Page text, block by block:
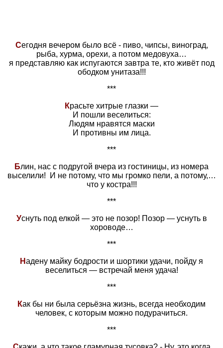
Сегодня вечером было всё - пиво, чипсы, виноград,
рыба, хурма, орехи, а потом медовуха…
я представляю как испугаются завтра те, кто живёт под
ободком унитаза!!!
***
Красьте хитрые глазки —
И пошли веселиться:
Людям нравятся маски
И противны им лица.
***
Блин, нас с подругой вчера из гостиницы, из номера
выселили! И не потому, что мы громко пели, а потому,…
что у костра!!!
***
Уснуть под елкой — это не позор! Позор — уснуть в
хороводе…
***
Надену майку бодрости и шортики удачи, пойду я
веселиться — встречай меня удача!
***
Как бы ни была серьёзна жизнь, всегда необходим
человек, с которым можно подурачиться.
***